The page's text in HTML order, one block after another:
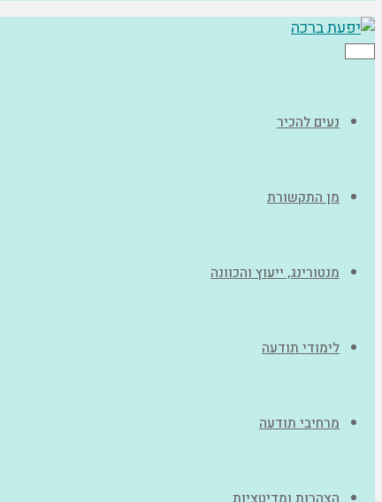
תפריט
נעים להכיר
מן התקשורת
מנטורינג, ייעוץ והכוונה
לימודי תודעה
מרחיבי תודעה